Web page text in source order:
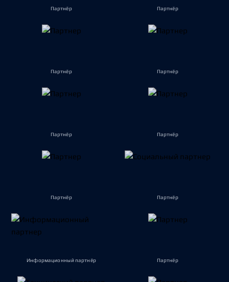
Партнёр Партнёр
Партнёр Партнёр
Партнёр Партнёр
Партнёр Партнёр
Информационный партнёр Партнёр